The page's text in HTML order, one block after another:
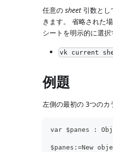
任意のsheet 引数と
きます。 省略された
シートを明示的に選
vk current
例題
左側の最初の 3つの
var $panes :
$panes:=New